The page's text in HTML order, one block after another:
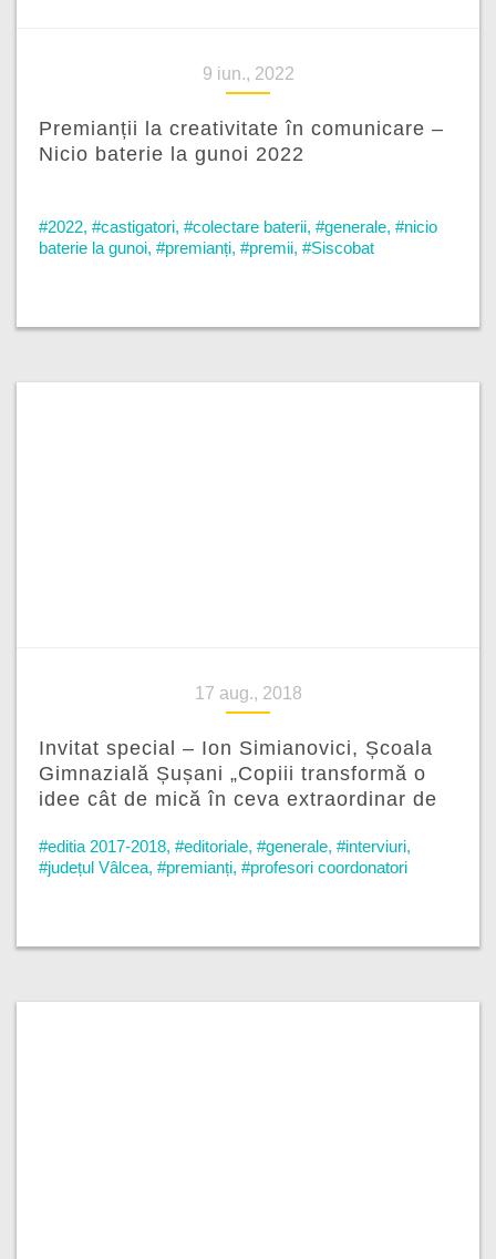
9 iun., 2022
Premianții la creativitate în comunicare –
Nicio baterie la gunoi 2022
#2022, #castigatori, #colectare baterii, #generale, #nicio
baterie la gunoi, #premianți, #premii, #Siscobat
17 aug., 2018
Invitat special – Ion Simianovici, Școala
Gimnazială Șușani „Copiii transformă o
idee cât de mică în ceva extraordinar de
#editia 2017-2018, #editoriale, #generale, #interviuri,
#județul Vâlcea, #premianți, #profesori coordonatori